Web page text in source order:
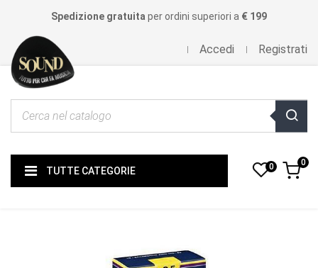
Spedizione gratuita per ordini superiori a € 199
Accedi Registrati
TUTTE CATEGORIE 0 0